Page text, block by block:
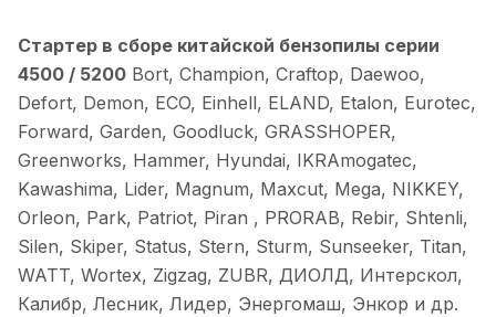
Стартер в сборе китайской бензопилы серии
4500 / 5200 Bort, Champion, Craftop, Daewoo,
Defort, Demon, ECO, Einhell, ELAND, Etalon, Eurotec,
Forward, Garden, Goodluck, GRASSHOPER,
Greenworks, Hammer, Hyundai, IKRAmogatec,
Kawashima, Lider, Magnum, Maxcut, Mega, NIKKEY,
Orleon, Park, Patriot, Piran , PRORAB, Rebir, Shtenli,
Silen, Skiper, Status, Stern, Sturm, Sunseeker, Titan,
WATT, Wortex, Zigzag, ZUBR, ДИОЛД, Интерскол,
Калибр, Лесник, Лидер, Энергомаш, Энкор и др.